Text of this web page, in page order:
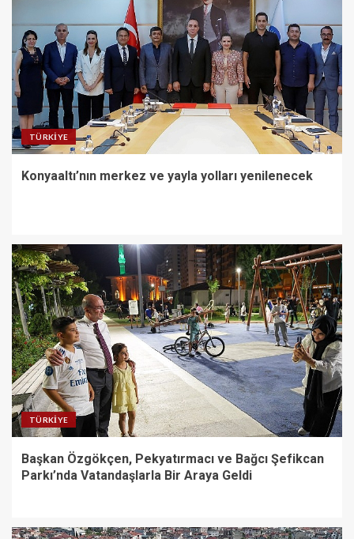
Derince’de 120 yataklı sağlık
tesisi inşa ediliyor
Kesmiyor: 20 Bin Hane Fiber
5
Kartepeli Gençlerin Kamp
Macerası Sertifikayla Taçlandı
1
Konyaaltı’nın merkez ve yayla
yolları yenilenecek
TÜRKIYE
Konyaaltı’nın merkez ve yayla yolları yenilenecek
TÜRKIYE
Başkan Özgökçen, Pekyatırmacı ve Bağcı Şefikcan
Parkı’nda Vatandaşlarla Bir Araya Geldi